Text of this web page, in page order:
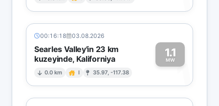
00:16:18 03.08.2026
Searles Valley'in 23 km
kuzeyinde, Kaliforniya
0.0 km I 35.97, -117.38
1.1
MW1